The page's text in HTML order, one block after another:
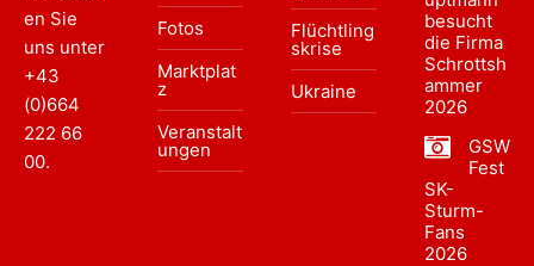
en Sie
uns unter
+43
(0)664
222 66
00.
Fotos
Marktplat
z
Veranstalt
ungen
Flüchtling
skrise
Ukraine
besucht
die Firma
Schrottsh
ammer
2026
GSW
Fest
SK-
Sturm-
Fans
2026